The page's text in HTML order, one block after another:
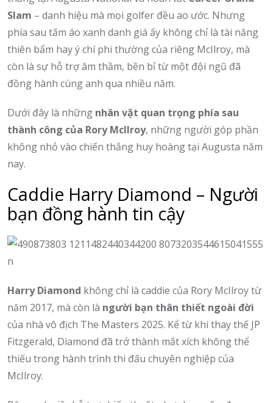
Slam – danh hiệu mà mọi golfer đều ao ước. Nhưng
phía sau tấm áo xanh danh giá ấy không chỉ là tài năng
thiên bẩm hay ý chí phi thường của riêng McIlroy, mà
còn là sự hỗ trợ âm thầm, bền bỉ từ một đội ngũ đã
đồng hành cùng anh qua nhiều năm.
Dưới đây là những nhân vật quan trọng phía sau
thành công của Rory McIlroy, những người góp phần
không nhỏ vào chiến thắng huy hoàng tại Augusta năm
nay.
Caddie Harry Diamond – Người
bạn đồng hành tin cậy
Harry Diamond không chỉ là caddie của Rory McIlroy từ
năm 2017, mà còn là người bạn thân thiết ngoài đời
của nhà vô địch The Masters 2025. Kể từ khi thay thế JP
Fitzgerald, Diamond đã trở thành mắt xích không thể
thiếu trong hành trình thi đấu chuyên nghiệp của
McIlroy.